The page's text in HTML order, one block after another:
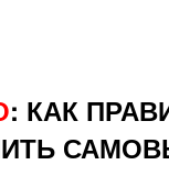
: КАК